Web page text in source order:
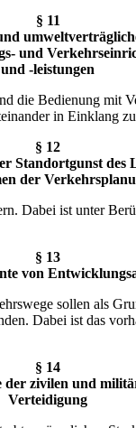
§ 11
und
und -leistungen
die Bedienung mit
in Einklang
§ 12
Standortgunst des
der
Dabei ist unter
§ 13
von
sollen als
Dabei ist das
§ 14
der zivilen und
Verteidigung